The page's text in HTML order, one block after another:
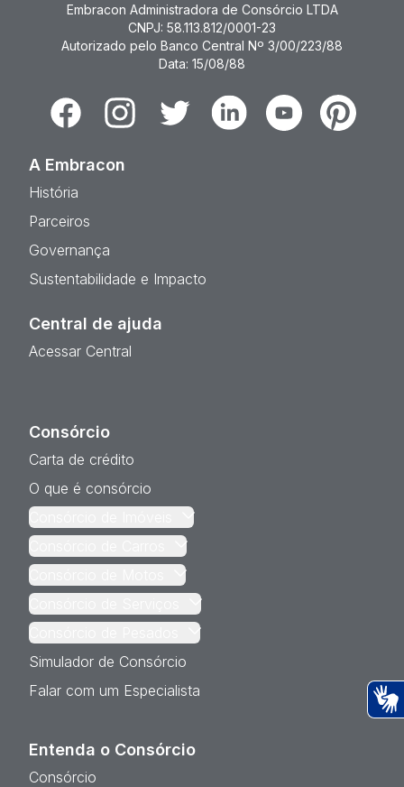
Embracon Administradora de Consórcio LTDA
CNPJ: 58.113.812/0001-23
Autorizado pelo Banco Central Nº 3/00/223/88
Data: 15/08/88
FacebookInstagramTwitter LinkedinYoutubePinterest
A Embracon
História
Parceiros
Governança
Sustentabilidade e Impacto
Central de ajuda
Acessar Central
Consórcio
Carta de crédito
O que é consórcio
Consórcio de Imóveis
Consórcio de Carros
Consórcio de Motos
Consórcio de Serviços
Consórcio de Pesados
Simulador de Consórcio
Falar com um Especialista
Entenda o Consórcio
Consórcio